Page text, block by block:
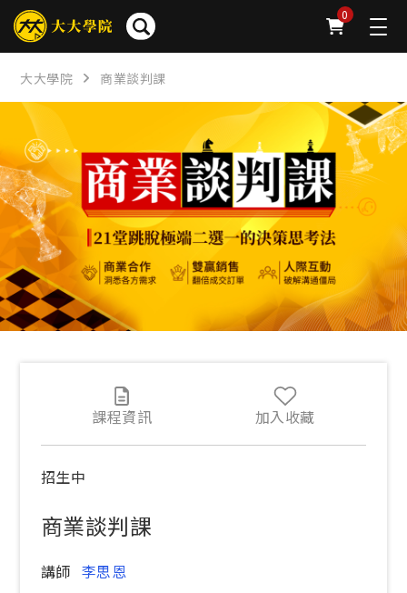
0
簡介 章節 問卷 FAQ
大大學院 商業談判課
招生中
商業談判課
講師 李思恩
課程資訊 加入收藏